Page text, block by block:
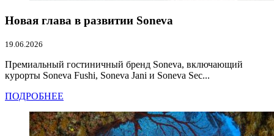
Новая глава в развитии Soneva
19.06.2026
Премиальный гостиничный бренд Soneva, включающий
курорты Soneva Fushi, Soneva Jani и Soneva Sec...
ПОДРОБНЕЕ